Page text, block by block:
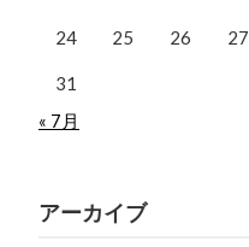
24 25 26 27
31
« 7月
アーカイブ